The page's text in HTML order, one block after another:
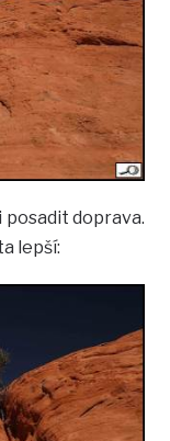
doprava.
lepší: